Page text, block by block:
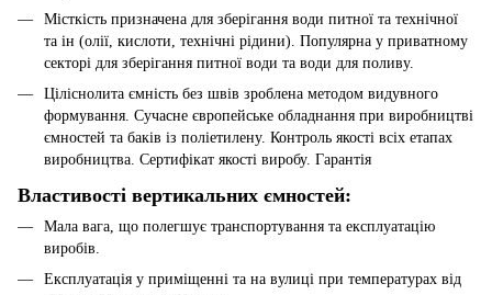
Місткість призначена для зберігання води питної та технічної
та ін (олії, кислоти, технічні рідини). Популярна у приватному
секторі для зберігання питної води та води для поливу.
Ціліснолита ємність без швів зроблена методом видувного
формування. Сучасне європейське обладнання при виробництві
ємностей та баків із поліетилену. Контроль якості всіх етапах
виробництва. Сертифікат якості виробу. Гарантія
Властивості вертикальних ємностей:
Мала вага, що полегшує транспортування та експлуатацію
виробів.
Експлуатація у приміщенні та на вулиці при температурах від